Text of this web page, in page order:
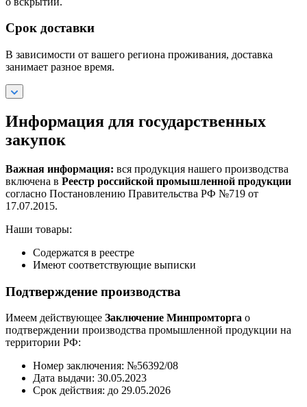
Срок доставки
В зависимости от вашего региона проживания, доставка
занимает разное время.
Информация для государственных
закупок
Важная информация: вся продукция нашего производства
включена в Реестр российской промышленной продукции
согласно Постановлению Правительства РФ №719 от
17.07.2015.
Наши товары:
Содержатся в реестре
Имеют соответствующие выписки
Подтверждение производства
Имеем действующее Заключение Минпромторга о
подтверждении производства промышленной продукции на
территории РФ:
Номер заключения: №56392/08
Дата выдачи: 30.05.2023
Срок действия: до 29.05.2026